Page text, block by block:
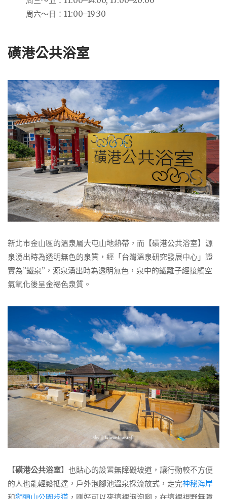
周六～日：11:00–19:30
磺港公共浴室
新北市金山區的溫泉屬大屯山地熱帶，而【磺港公共浴室】源
泉湧出時為透明無色的泉質，經「台灣溫泉研究發展中心」證
實為”鐵泉”，源泉湧出時為透明無色，泉中的鐵離子經接觸空
氣氧化後呈金褐色泉質。
【磺港公共浴室】也貼心的設置無障礙坡道，讓行動較不方便
的人也能輕鬆抵達，戶外泡腳池溫泉採流放式，走完神秘海岸
和獅頭山公園步道 ，剛好可以來這裡泡泡腳，在這裡視野無障